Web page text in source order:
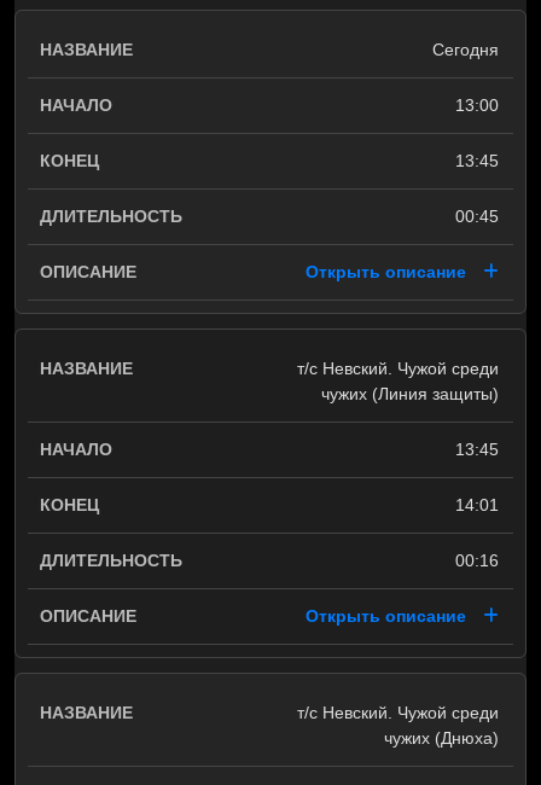
Сегодня
13:00
13:45
00:45
Открыть описание
т/с Невский. Чужой среди
чужих (Линия защиты)
13:45
14:01
00:16
Открыть описание
т/с Невский. Чужой среди
чужих (Днюха)